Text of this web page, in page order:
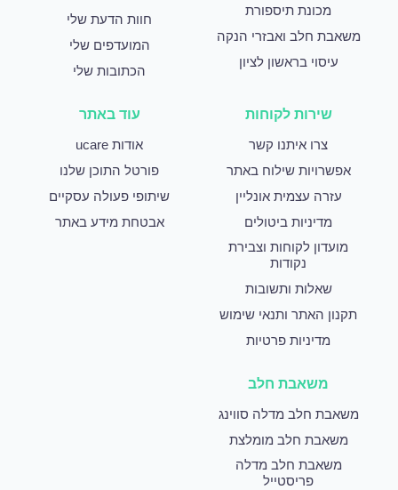
מכונת תיספורת
משאבת חלב ואבזרי הנקה
עיסוי בראשון לציון
חוות הדעת שלי
המועדפים שלי
הכתובות שלי
שירות לקוחות
צרו איתנו קשר
אפשרויות שילוח באתר
עזרה עצמית אונליין
מדיניות ביטולים
מועדון לקוחות וצבירת
נקודות
שאלות ותשובות
תקנון האתר ותנאי שימוש
מדיניות פרטיות
עוד באתר
אודות ucare
פורטל התוכן שלנו
שיתופי פעולה עסקיים
אבטחת מידע באתר
משאבת חלב
משאבת חלב מדלה סווינג
משאבת חלב מומלצת
משאבת חלב מדלה
פריסטייל